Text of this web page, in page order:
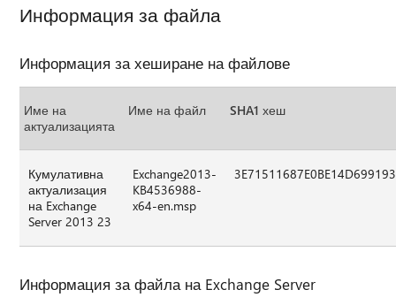
Информация за файла
Информация за хеширане на файлове
Име на
актуализацията
Име на файл SHA1 хеш
Кумулативна
актуализация
на Exchange
Server 2013 23
Exchange2013-
KB4536988-
x64-en.msp
Информация за файла на Exchange Server